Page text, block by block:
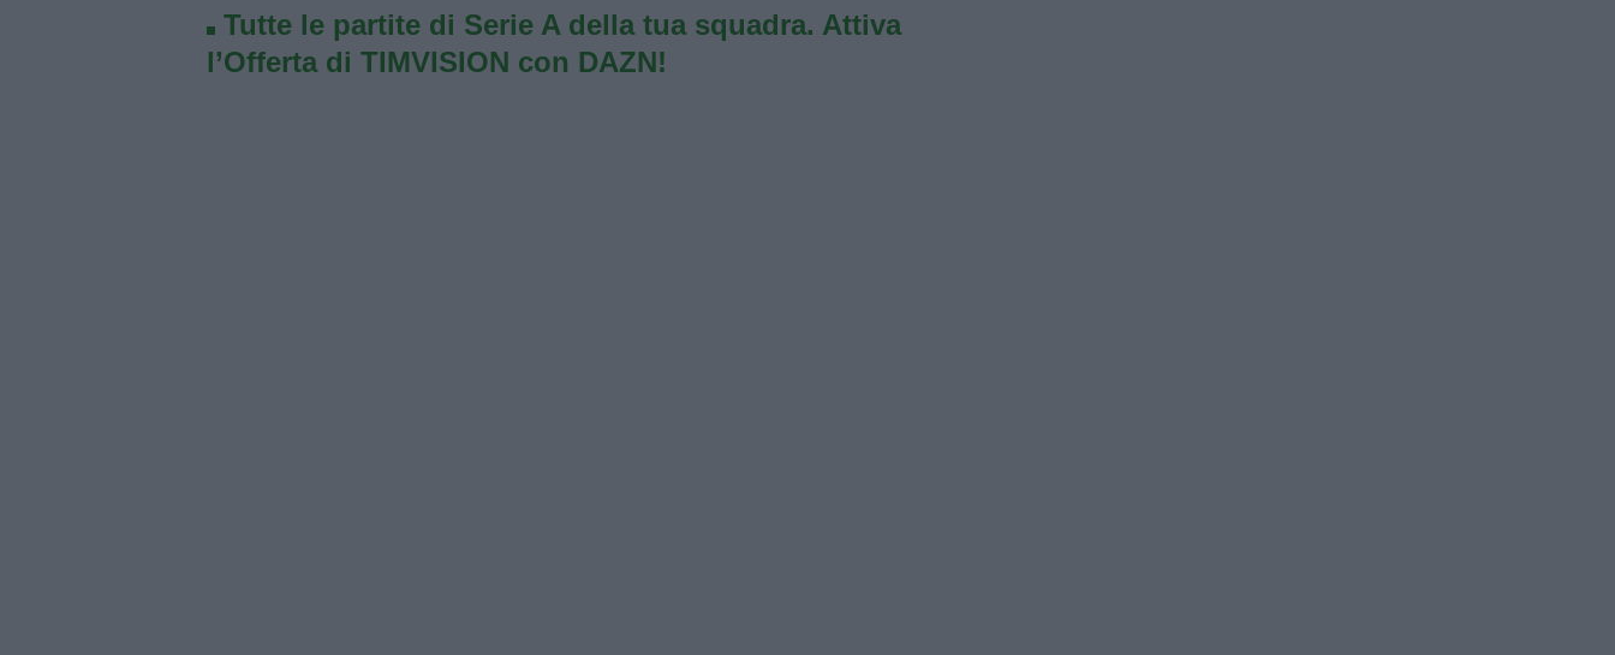
Tutte le partite di Serie A della tua squadra. Attiva
l’Offerta di TIMVISION con DAZN!